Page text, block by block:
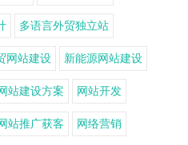
多语言外贸独立站
网站建设 新能源网站建设
站建设方案 网站开发
站推广获客 网络营销